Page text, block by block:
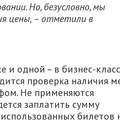
Но, безусловно, мы
цены, – отметили в
одной – в бизнес-
проверка наличия
Не применяются
заплатить сумму
билетов